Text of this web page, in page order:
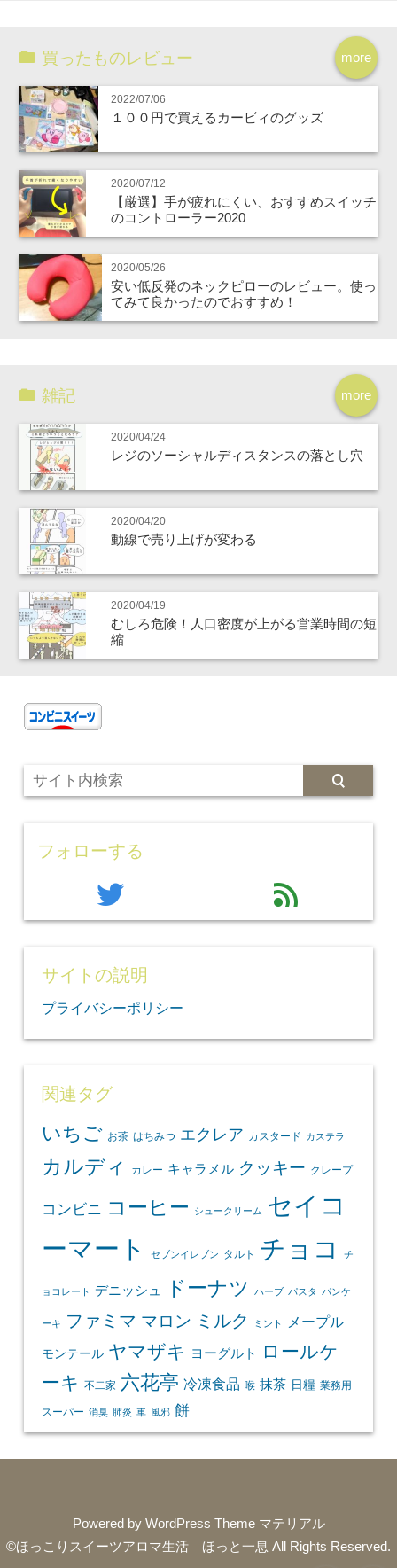
more
買ったものレビュー
2022/07/06
１００円で買えるカービィのグッズ
2020/07/12
【厳選】手が疲れにくい、おすすめスイッチ
のコントローラー2020
2020/05/26
安い低反発のネックピローのレビュー。使っ
てみて良かったのでおすすめ！
more
雑記
2020/04/24
レジのソーシャルディスタンスの落とし穴
2020/04/20
動線で売り上げが変わる
2020/04/19
むしろ危険！人口密度が上がる営業時間の短
縮
フォローする
twitter feed
サイトの説明
プライバシーポリシー
関連タグ
いちご お茶 はちみつ エクレア カスタード カステラ
カルディ カレー キャラメル クッキー クレープ
コンビニ コーヒー シュークリーム セイコ
ーマート
セブンイレブン タルト チョコ チ
ョコレート デニッシュ ドーナツ ハーブ パスタ パンケ
ーキ ファミマ マロン ミルク ミント メープル
モンテール ヤマザキ ヨーグルト
ロールケ
ーキ 不二家 六花亭 冷凍食品 喉 抹茶 日糧 業務用
スーパー 消臭 肺炎 車 風邪 餅
Powered by WordPress Theme マテリアル
©ほっこりスイーツアロマ生活 ほっと一息 All Rights Reserved.